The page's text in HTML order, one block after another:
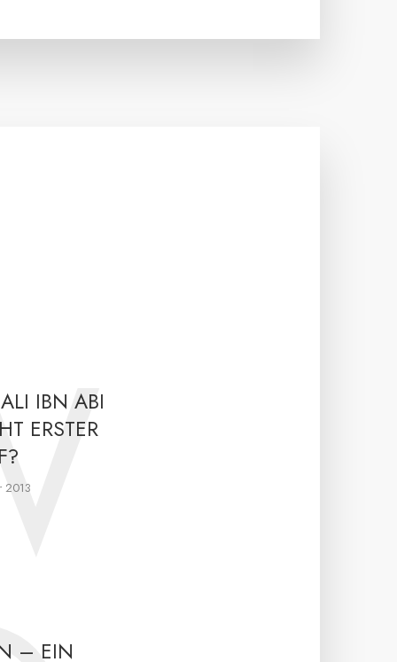
IBN ABI
ERSTER
2013
– EIN